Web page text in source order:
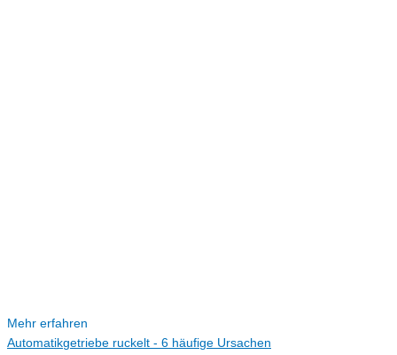
Mehr erfahren
Automatikgetriebe ruckelt - 6 häufige Ursachen